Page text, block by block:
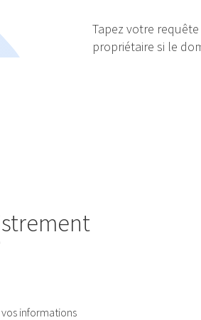
Tapez votre
propriétaire si le
informations